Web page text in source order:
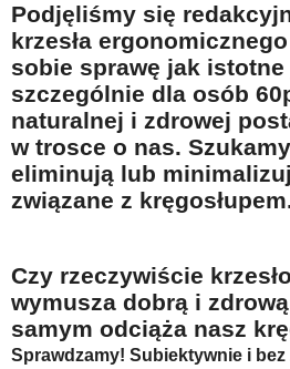
60plus - najcenniejsi klienci
Dobra opieka
Warto naśladować
Coś dla ducha
Smacznie i zdrowo
Ciekawe książki
Stop samotności
Z internetem za pan brat
Podjęliśmy się
krzesła ergonomicznego
sobie sprawę jak istotne
szczególnie dla osób
naturalnej i zdrowej
w trosce o nas.
eliminują lub
związane z
Czy rzeczywiście krzesło
wymusza dobrą i
samym odciąża nasz
Sprawdzamy! Subiektywnie i